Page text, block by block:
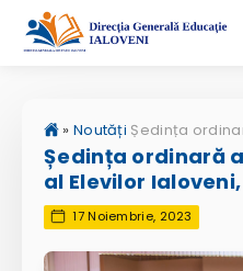
» Noutăți
Ședința ordinară
al Elevilor Ialoveni,
17 Noiembrie, 2023